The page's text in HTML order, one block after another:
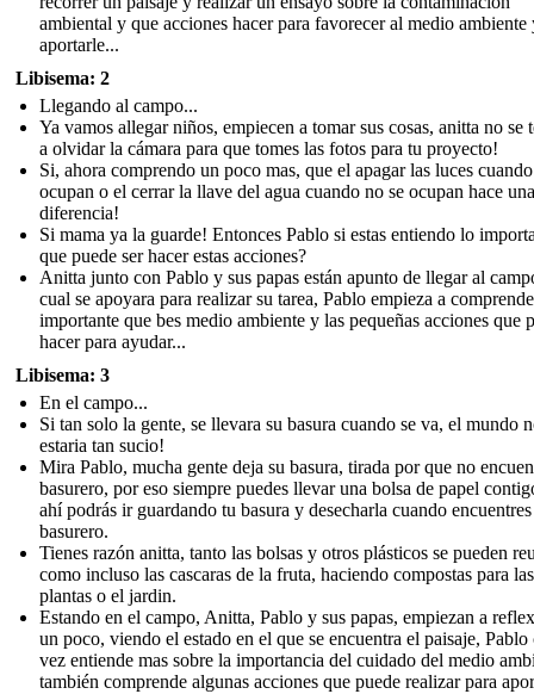
ambiental y que acciones hacer para favorecer al medio ambiente
aportarle...
Libisema: 2
Llegando al campo...
Ya vamos allegar niños, empiecen a tomar sus cosas, anitta no se
a olvidar la cámara para que tomes las fotos para tu proyecto!
Si, ahora comprendo un poco mas, que el apagar las luces
ocupan o el cerrar la llave del agua cuando no se ocupan hace
diferencia!
Si mama ya la guarde! Entonces Pablo si estas entiendo lo
que puede ser hacer estas acciones?
Anitta junto con Pablo y sus papas están apunto de llegar al
cual se apoyara para realizar su tarea, Pablo empieza a
importante que bes medio ambiente y las pequeñas acciones que
hacer para ayudar...
Libisema: 3
En el campo...
Si tan solo la gente, se llevara su basura cuando se va, el mundo
estaria tan sucio!
Mira Pablo, mucha gente deja su basura, tirada por que no
basurero, por eso siempre puedes llevar una bolsa de papel
ahí podrás ir guardando tu basura y desecharla cuando
basurero.
Tienes razón anitta, tanto las bolsas y otros plásticos se pueden
como incluso las cascaras de la fruta, haciendo compostas para las
plantas o el jardin.
Estando en el campo, Anitta, Pablo y sus papas, empiezan a
un poco, viendo el estado en el que se encuentra el paisaje, Pablo
vez entiende mas sobre la importancia del cuidado del medio
también comprende algunas acciones que puede realizar para